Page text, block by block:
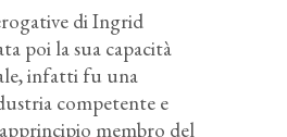
di Ingrid
poi la sua capacità
infatti fu una
competente e
membro del